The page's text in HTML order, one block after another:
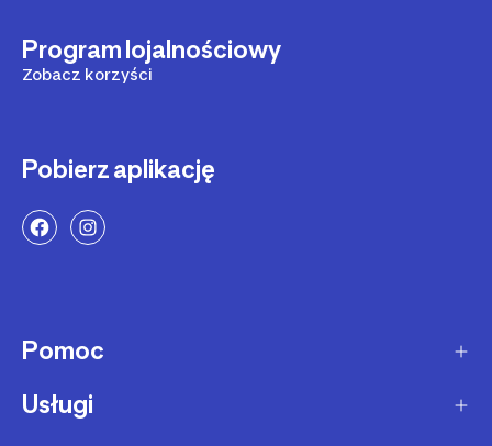
Program lojalnościowy
Zobacz korzyści
Pobierz aplikację
Pomoc
Sposoby dostawy
Usługi